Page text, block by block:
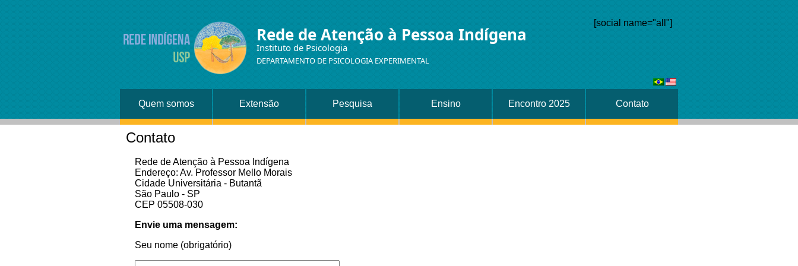
Rede de Atenção à Pessoa Indígena
Instituto de Psicologia
DEPARTAMENTO DE PSICOLOGIA EXPERIMENTAL
[social name="all"]
Quem somos Extensão Pesquisa Ensino Encontro 2025 Contato
Contato
Rede de Atenção à Pessoa Indígena
Endereço: Av. Professor Mello Morais
Cidade Universitária - Butantã
São Paulo - SP
CEP 05508-030
Envie uma mensagem:
Seu nome (obrigatório)